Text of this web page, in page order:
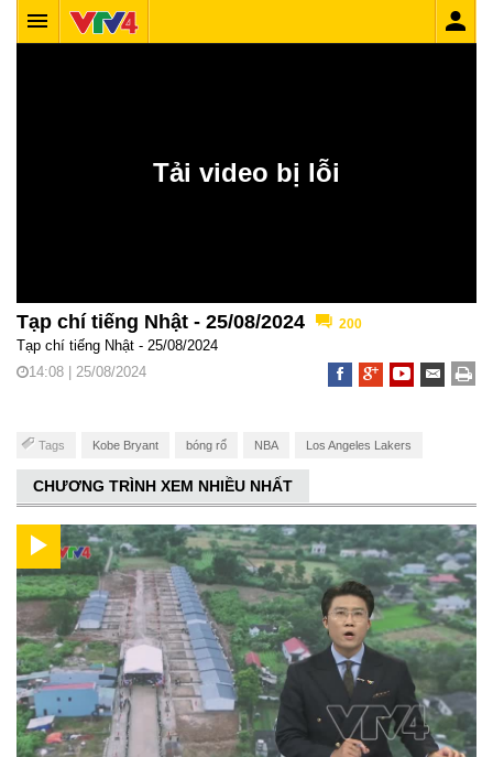
Tạp chí tiếng Nhật - 25/08/2024 200
Tạp chí tiếng Nhật - 25/08/2024
14:08 | 25/08/2024
Tags Kobe Bryant bóng rổ NBA Los Angeles Lakers
CHƯƠNG TRÌNH XEM NHIỀU NHẤT